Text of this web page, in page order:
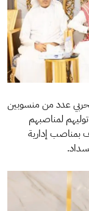
عدد من منسوبين
لمناصبهم
بمناصب إدارية